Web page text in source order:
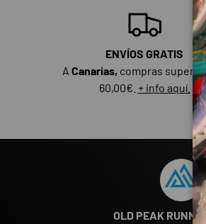
ENVÍOS GRATIS
A Canarias, compras
60,00€. + info aquí.
OLD PEAK